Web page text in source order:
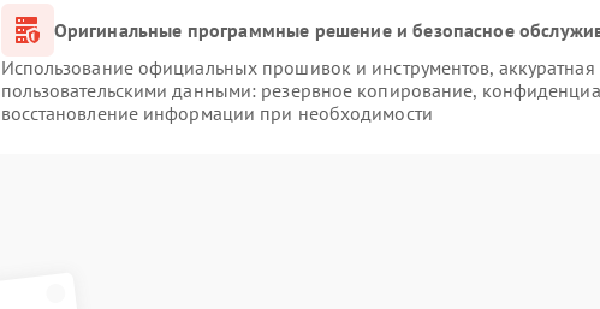
Оригинальные программные решение и безопасное
Использование официальных прошивок и инструментов, аккуратная
пользовательскими данными: резервное копирование,
восстановление информации при необходимости